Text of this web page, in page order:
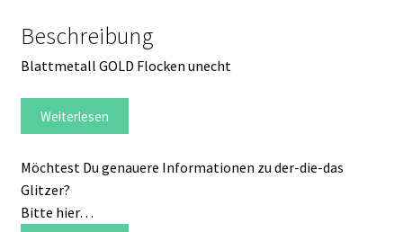
Beschreibung
Blattmetall GOLD Flocken unecht
Weiterlesen
Möchtest Du genauere Informationen zu der-die-das
Glitzer?
Bitte hier…